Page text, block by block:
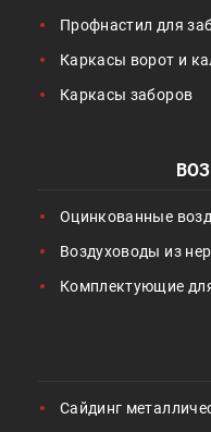
Профнастил для
Каркасы ворот и
Каркасы заборов
Оцинкованные
Воздуховоды из
Комплектующие
Сайдинг